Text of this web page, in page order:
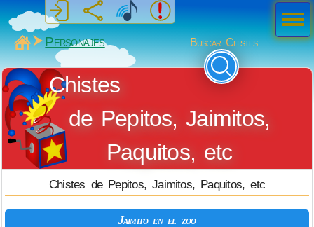
MiSabueso
Personajes Buscar Chistes
Chistes
de Pepitos, Jaimitos,
Paquitos, etc
Chistes de Pepitos, Jaimitos, Paquitos, etc
Jaimito en el zoo
Men
ú